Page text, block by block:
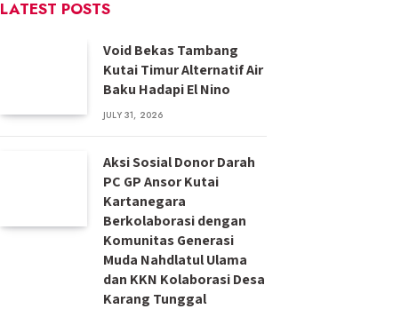
LATEST POSTS
Void Bekas Tambang
Kutai Timur Alternatif Air
Baku Hadapi El Nino
JULY 31, 2026
Aksi Sosial Donor Darah
PC GP Ansor Kutai
Kartanegara
Berkolaborasi dengan
Komunitas Generasi
Muda Nahdlatul Ulama
dan KKN Kolaborasi Desa
Karang Tunggal